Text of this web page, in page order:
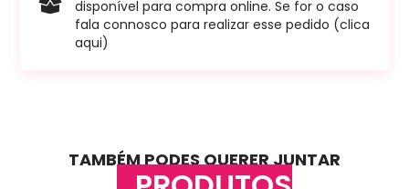
disponível para compra online. Se for o caso
fala connosco para realizar esse pedido (clica
aqui)
TAMBÉM PODES QUERER JUNTAR